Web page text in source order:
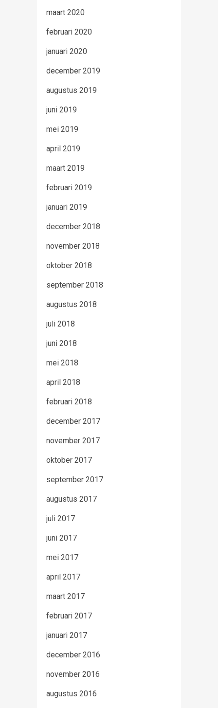
maart 2020
februari 2020
januari 2020
december 2019
augustus 2019
juni 2019
mei 2019
april 2019
maart 2019
februari 2019
januari 2019
december 2018
november 2018
oktober 2018
september 2018
augustus 2018
juli 2018
juni 2018
mei 2018
april 2018
februari 2018
december 2017
november 2017
oktober 2017
september 2017
augustus 2017
juli 2017
juni 2017
mei 2017
april 2017
maart 2017
februari 2017
januari 2017
december 2016
november 2016
augustus 2016